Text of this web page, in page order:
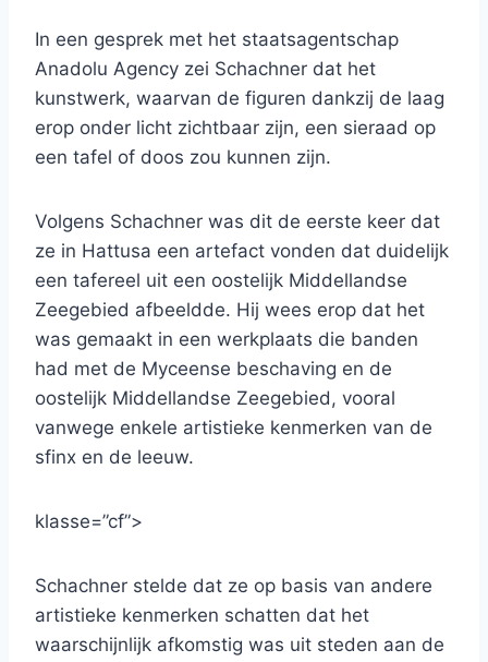
In een gesprek met het staatsagentschap
Anadolu Agency zei Schachner dat het
kunstwerk, waarvan de figuren dankzij de laag
erop onder licht zichtbaar zijn, een sieraad op
een tafel of doos zou kunnen zijn.
Volgens Schachner was dit de eerste keer dat
ze in Hattusa een artefact vonden dat duidelijk
een tafereel uit een oostelijk Middellandse
Zeegebied afbeeldde. Hij wees erop dat het
was gemaakt in een werkplaats die banden
had met de Myceense beschaving en de
oostelijk Middellandse Zeegebied, vooral
vanwege enkele artistieke kenmerken van de
sfinx en de leeuw.
klasse=”cf”>
Schachner stelde dat ze op basis van andere
artistieke kenmerken schatten dat het
waarschijnlijk afkomstig was uit steden aan de